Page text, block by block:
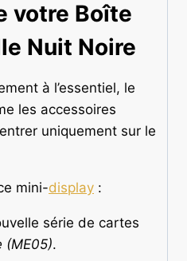
votre Boîte
Nuit Noire
à l’essentiel, le
les accessoires
uniquement sur le
mini-display :
série de cartes
(ME05).